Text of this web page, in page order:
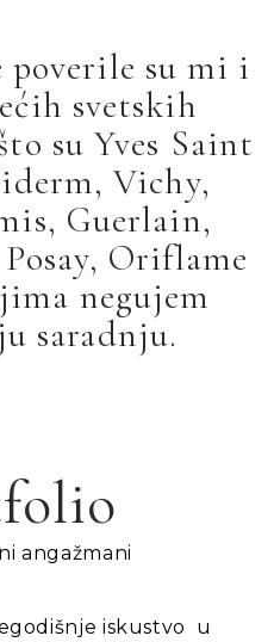
poverile su mi i
svetskih
su Yves Saint
Vichy,
Guerlain,
Oriflame
negujem
saradnju.
angažmani
iskustvo u